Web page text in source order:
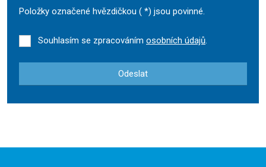
Položky označené hvězdičkou ( *) jsou povinné.
Souhlasím se zpracováním osobních údajů.
Odeslat